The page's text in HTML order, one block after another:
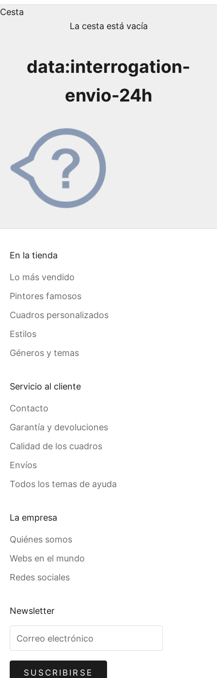
Cesta
La cesta está vacía
data:interrogation-
envio-24h
En la tienda
Lo más vendido
Pintores famosos
Cuadros personalizados
Estilos
Géneros y temas
Servicio al cliente
Contacto
Garantía y devoluciones
Calidad de los cuadros
Envíos
Todos los temas de ayuda
La empresa
Quiénes somos
Webs en el mundo
Redes sociales
Newsletter
SUSCRIBIRSE